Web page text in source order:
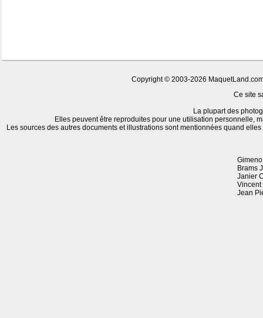
Copyright © 2003-2026
Ce site
La plupart des
Elles peuvent être reproduites pour une utilisation personnelle,
Les sources des autres documents et illustrations sont mentionnées quand
Brams
Janier
Vincent
Jean